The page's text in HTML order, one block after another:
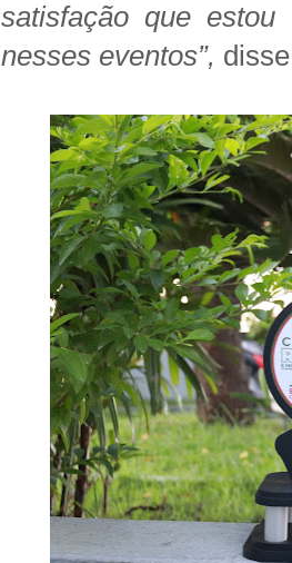
satisfação que
nesses eventos”,